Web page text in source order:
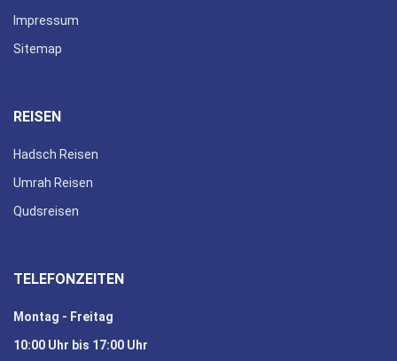
Impressum
Sitemap
REISEN
Hadsch Reisen
Umrah Reisen
Qudsreisen
TELEFONZEITEN
Montag - Freitag
10:00 Uhr bis 17:00 Uhr